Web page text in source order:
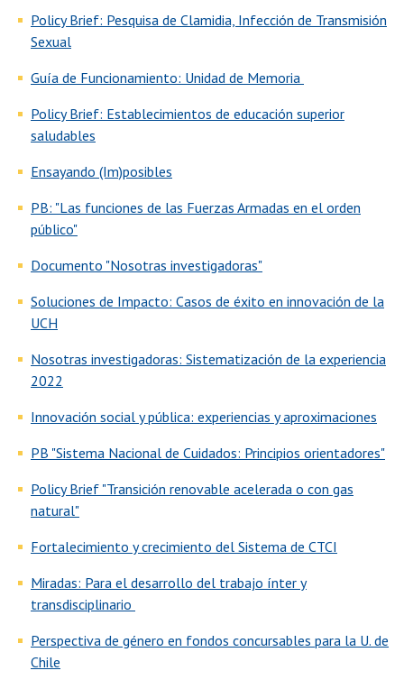
Policy Brief: Pesquisa de Clamidia, Infección de Transmisión
Sexual
Guía de Funcionamiento: Unidad de Memoria
Policy Brief: Establecimientos de educación superior
saludables
Ensayando (Im)posibles
PB: "Las funciones de las Fuerzas Armadas en el orden
público"
Documento "Nosotras investigadoras"
Soluciones de Impacto: Casos de éxito en innovación de la
UCH
Nosotras investigadoras: Sistematización de la experiencia
2022
Innovación social y pública: experiencias y aproximaciones
PB "Sistema Nacional de Cuidados: Principios orientadores"
Policy Brief "Transición renovable acelerada o con gas
natural"
Fortalecimiento y crecimiento del Sistema de CTCI
Miradas: Para el desarrollo del trabajo ínter y
transdisciplinario
Perspectiva de género en fondos concursables para la U. de
Chile